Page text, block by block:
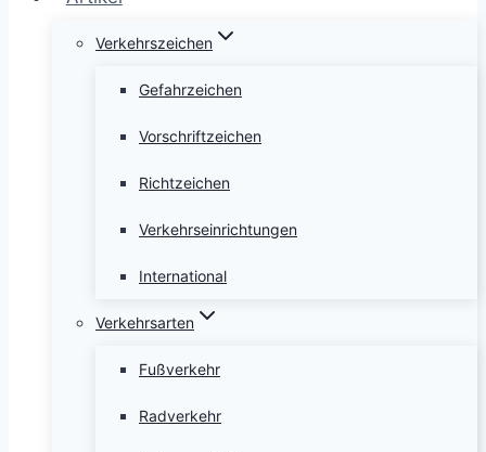
Verkehrszeichen
Gefahrzeichen
Vorschriftzeichen
Richtzeichen
Verkehrseinrichtungen
International
Verkehrsarten
Fußverkehr
Radverkehr